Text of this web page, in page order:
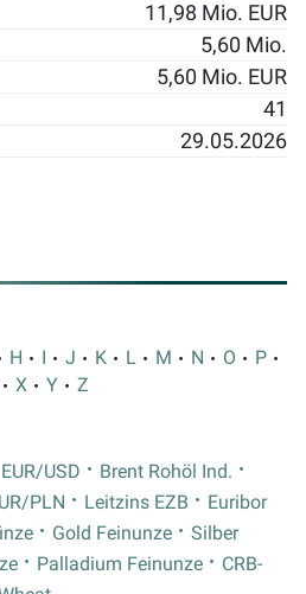
11,98 Mio. EUR
5,60 Mio.
5,60 Mio. EUR
41
29.05.2026
H I J K L M N O
P
X Y Z
EUR/USD
Brent Rohöl Ind.
PLN Leitzins EZB
Euribor
Gold Feinunze
Silber
Palladium Feinunze
CRB-